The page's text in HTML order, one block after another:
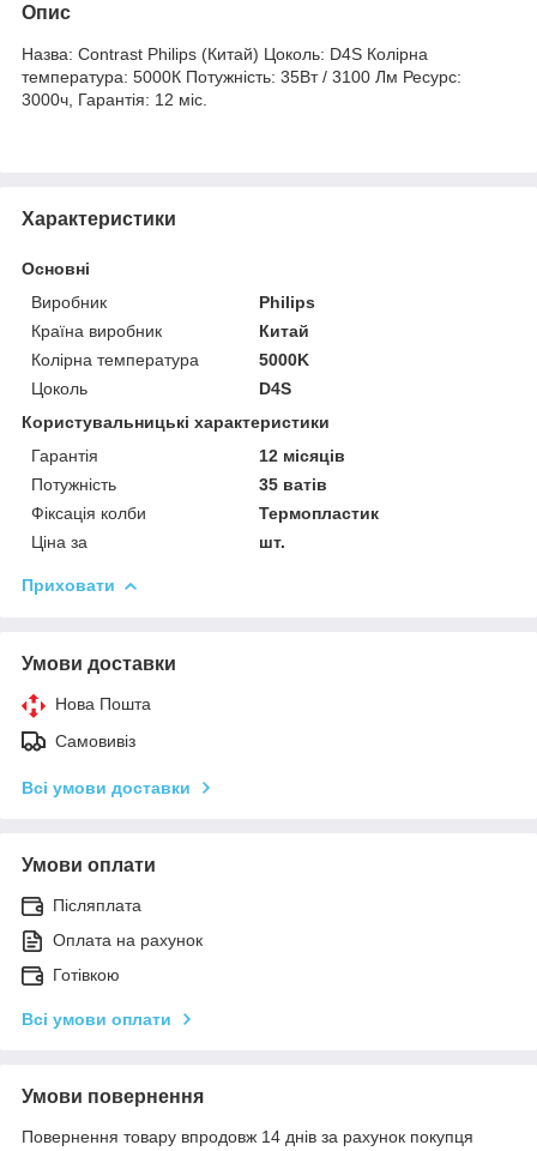
Опис
Назва: Contrast Philips (Китай) Цоколь: D4S Колірна
температура: 5000К Потужність: 35Вт / 3100 Лм Ресурс:
3000ч, Гарантія: 12 міс.
Характеристики
Основні
Виробник
Philips
Країна виробник
Китай
Колірна температура
5000K
Цоколь
D4S
Користувальницькі характеристики
Гарантія
12 місяців
Потужність
35 ватів
Фіксація колби
Термопластик
Ціна за
шт.
Приховати
Умови доставки
Нова Пошта
Самовивіз
Всі умови доставки
Умови оплати
Післяплата
Оплата на рахунок
Готівкою
Всі умови оплати
Умови повернення
Повернення товару впродовж 14 днів за рахунок покупця